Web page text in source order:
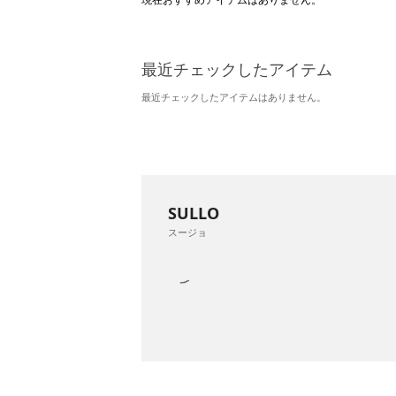
最近チェックしたアイテム
最近チェックしたアイテムはありません。
SULLO
スージョ